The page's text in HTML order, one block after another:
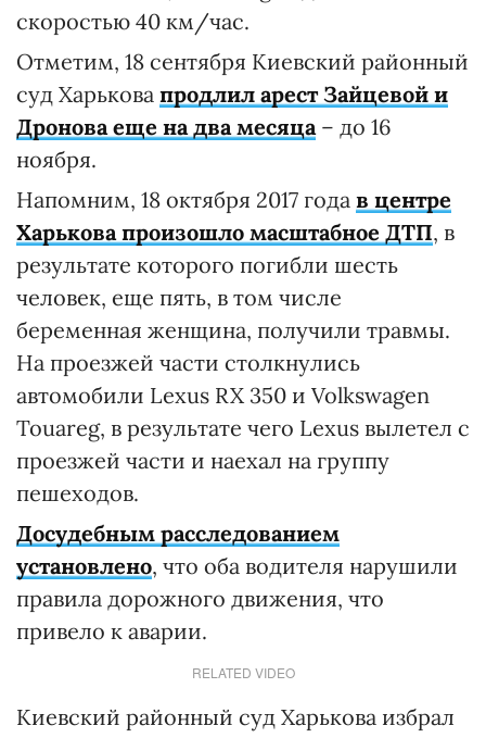
скоростью 40 км/час.
Отметим, 18 сентября Киевский районный
суд Харькова продлил арест Зайцевой и
Дронова еще на два месяца– до 16
ноября.
Напомним, 18 октября 2017 года в центре
Харькова произошло масштабное ДТП, в
результате которого погибли шесть
человек, еще пять, в том числе
беременная женщина, получили травмы.
На проезжей части столкнулись
автомобили Lexus RX 350 и Volkswagen
Touareg, в результате чего Lexus вылетел с
проезжей части и наехал на группу
пешеходов.
Досудебным расследованием
установлено, что оба водителя нарушили
правила дорожного движения, что
привело к аварии.
RELATED VIDEO
Киевский районный суд Харькова избрал